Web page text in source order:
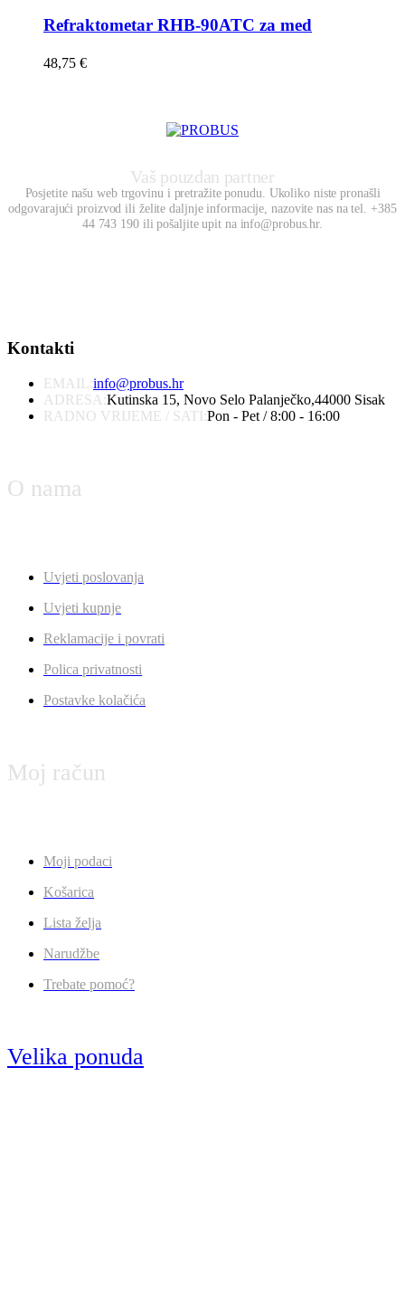
Refraktometar RHB-90ATC za med
48,75 €
Vaš pouzdan partner
Posjetite našu web trgovinu i pretražite ponudu. Ukoliko niste pronašli
odgovarajući proizvod ili želite daljnje informacije, nazovite nas na tel. +385
44 743 190 ili pošaljite upit na info@probus.hr.
Kontakti
EMAIL:info@probus.hr
ADRESA:Kutinska 15, Novo Selo Palanječko,44000 Sisak
RADNO VRIJEME / SATI:Pon - Pet / 8:00 - 16:00
O nama
Uvjeti poslovanja
Uvjeti kupnje
Reklamacije i povrati
Polica privatnosti
Postavke kolačića
Moj račun
Moji podaci
Košarica
Lista želja
Narudžbe
Trebate pomoć?
Velika ponuda